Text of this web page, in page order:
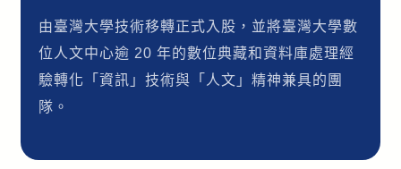
由臺灣大學技術移轉正式入股，並將臺灣大學數
位人文中心逾 20 年的數位典藏和資料庫處理經
驗轉化「資訊」技術與「人文」精神兼具的團
隊。